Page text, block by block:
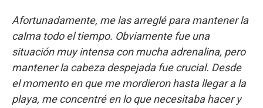
Afortunadamente, me las arreglé para mantener la
calma todo el tiempo. Obviamente fue una
situación muy intensa con mucha adrenalina, pero
mantener la cabeza despejada fue crucial. Desde
el momento en que me mordieron hasta llegar a la
playa, me concentré en lo que necesitaba hacer y